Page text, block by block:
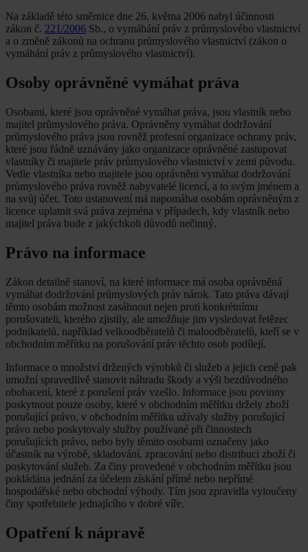
Na základě této směrnice dne 26. května 2006 nabyl účinnosti
zákon č. 221/2006 Sb., o vymáhání práv z průmyslového vlastnictví
a o změně zákonů na ochranu průmyslového vlastnictví (zákon o
vymáhání práv z průmyslového vlastnictví).
Osoby oprávněné vymáhat práva
Osobami, které jsou oprávněné vymáhat práva, jsou vlastník nebo
majitel průmyslového práva. Oprávněny vymáhat dodržování
průmyslového práva jsou rovněž profesní organizace ochrany práv,
které jsou řádně uznávány jako organizace oprávněné zastupovat
vlastníky či majitele práv průmyslového vlastnictví v zemi původu.
Vedle vlastníka nebo majitele jsou oprávněni vymáhat dodržování
průmyslového práva rovněž nabyvatelé licencí, a to svým jménem a
na svůj účet. Toto ustanovení má napomáhat osobám oprávněným z
licence uplatnit svá práva zejména v případech, kdy vlastník nebo
majitel práva bude z jakýchkoli důvodů nečinný.
Právo na informace
Zákon detailně stanoví, na které informace má osoba oprávněná
vymáhat dodržování průmyslových práv nárok. Tato práva dávají
těmto osobám možnost zasáhnout nejen proti konkrétnímu
porušovateli, kterého zjistily, ale umožňuje jim vysledovat řetězec
podnikatelů, například velkoodběratelů či maloodběratelů, kteří se v
obchodním měřítku na porušování práv těchto osob podílejí.
Informace o množství držených výrobků či služeb a jejich ceně pak
umožní spravedlivě stanovit náhradu škody a výši bezdůvodného
obohacení, které z porušení práv vzešlo. Informace jsou povinny
poskytnout pouze osoby, které v obchodním měřítku držely zboží
porušující právo, v obchodním měřítku užívaly služby porušující
právo nebo poskytovaly služby používané při činnostech
porušujících právo, nebo byly těmito osobami označeny jako
účastník na výrobě, skladování, zpracování nebo distribuci zboží či
poskytování služeb. Za činy provedené v obchodním měřítku jsou
pokládána jednání za účelem získání přímé nebo nepřímé
hospodářské nebo obchodní výhody. Tím jsou zpravidla vyloučeny
činy spotřebitele jednajícího v dobré víře.
Opatření k nápravě